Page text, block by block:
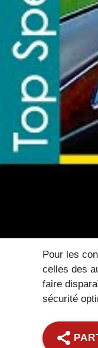
Les
être
Les
Face à
sur
Pour les
celles des
faire
sécurité